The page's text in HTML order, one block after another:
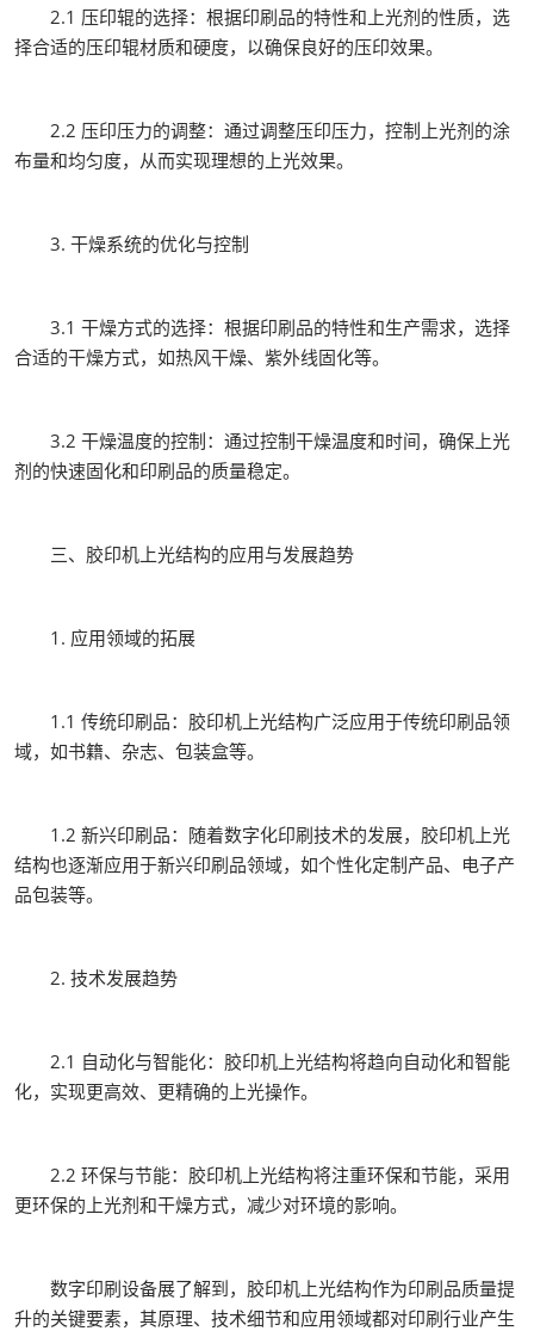
2.1 压印辊的选择：根据印刷品的特性和上光剂的性质，选
择合适的压印辊材质和硬度，以确保良好的压印效果。
2.2 压印压力的调整：通过调整压印压力，控制上光剂的涂
布量和均匀度，从而实现理想的上光效果。
3. 干燥系统的优化与控制
3.1 干燥方式的选择：根据印刷品的特性和生产需求，选择
合适的干燥方式，如热风干燥、紫外线固化等。
3.2 干燥温度的控制：通过控制干燥温度和时间，确保上光
剂的快速固化和印刷品的质量稳定。
三、胶印机上光结构的应用与发展趋势
1. 应用领域的拓展
1.1 传统印刷品：胶印机上光结构广泛应用于传统印刷品领
域，如书籍、杂志、包装盒等。
1.2 新兴印刷品：随着数字化印刷技术的发展，胶印机上光
结构也逐渐应用于新兴印刷品领域，如个性化定制产品、电子产
品包装等。
2. 技术发展趋势
2.1 自动化与智能化：胶印机上光结构将趋向自动化和智能
化，实现更高效、更精确的上光操作。
2.2 环保与节能：胶印机上光结构将注重环保和节能，采用
更环保的上光剂和干燥方式，减少对环境的影响。
数字印刷设备展了解到，胶印机上光结构作为印刷品质量提
升的关键要素，其原理、技术细节和应用领域都对印刷行业产生